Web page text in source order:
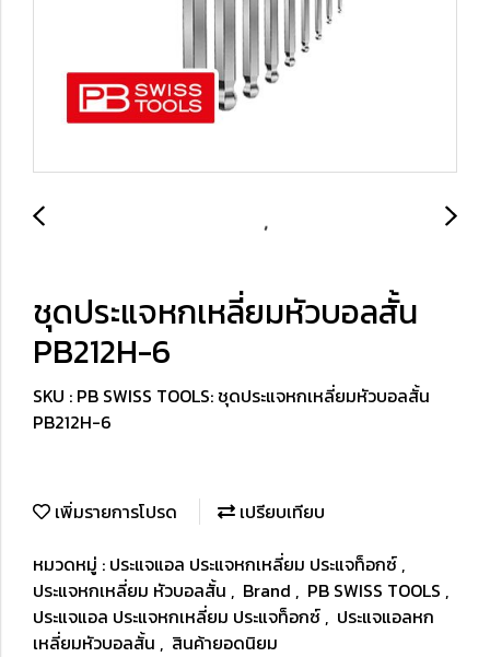
ชุดประแจหกเหลี่ยมหัวบอลสั้น
PB212H-6
SKU : PB SWISS TOOLS: ชุดประแจหกเหลี่ยมหัวบอลสั้น
PB212H-6
เพิ่มรายการโปรด
เปรียบเทียบ
หมวดหมู่ : ประแจแอล ประแจหกเหลี่ยม ประแจท็อกซ์ ,
ประแจหกเหลี่ยม หัวบอลสั้น , Brand , PB SWISS TOOLS ,
ประแจแอล ประแจหกเหลี่ยม ประแจท็อกซ์ , ประแจแอลหก
เหลี่ยมหัวบอลสั้น , สินค้ายอดนิยม